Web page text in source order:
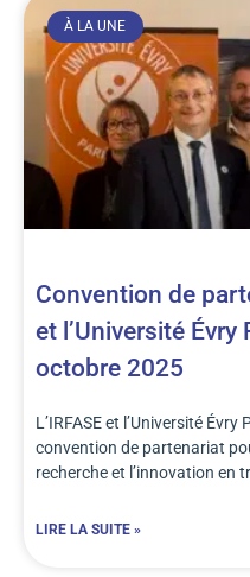
À LA UNE
Convention de
et l’Université Évry
octobre 2025
L’IRFASE et l’Université
convention de partenariat
recherche et l’innovation en
LIRE LA SUITE »